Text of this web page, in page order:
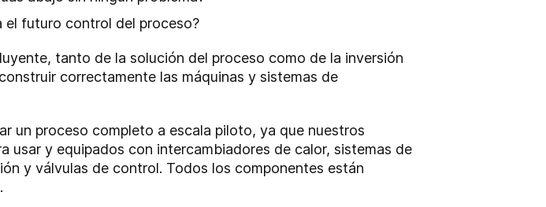
el futuro control del proceso?
tanto de la solución del proceso como de la inversión
correctamente las máquinas y sistemas de
un proceso completo a escala piloto, ya que nuestros
usar y equipados con intercambiadores de calor, sistemas de
y válvulas de control. Todos los componentes están